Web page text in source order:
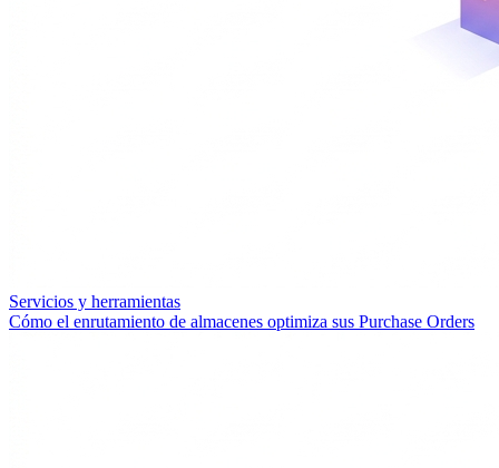
Servicios y herramientas
Cómo el enrutamiento de almacenes optimiza sus Purchase Orders